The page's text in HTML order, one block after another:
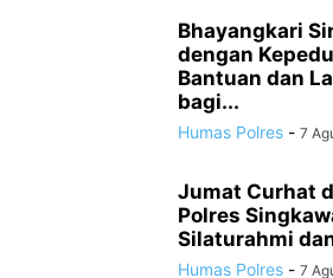
Bhayangkari
dengan
Bantuan dan
bagi...
Humas Polres - 7
Jumat Curhat
Polres
Silaturahmi
Humas Polres - 7